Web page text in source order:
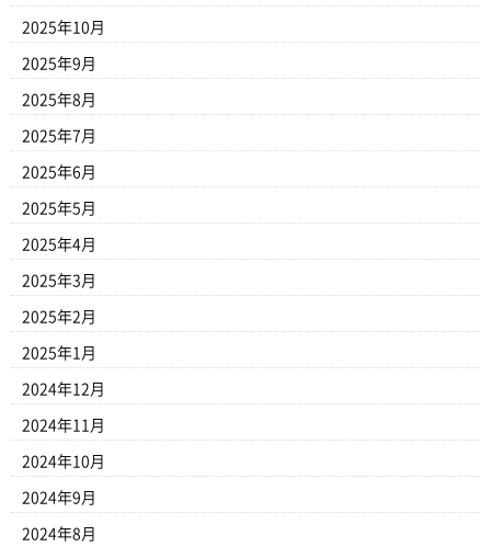
2025年10月
2025年9月
2025年8月
2025年7月
2025年6月
2025年5月
2025年4月
2025年3月
2025年2月
2025年1月
2024年12月
2024年11月
2024年10月
2024年9月
2024年8月